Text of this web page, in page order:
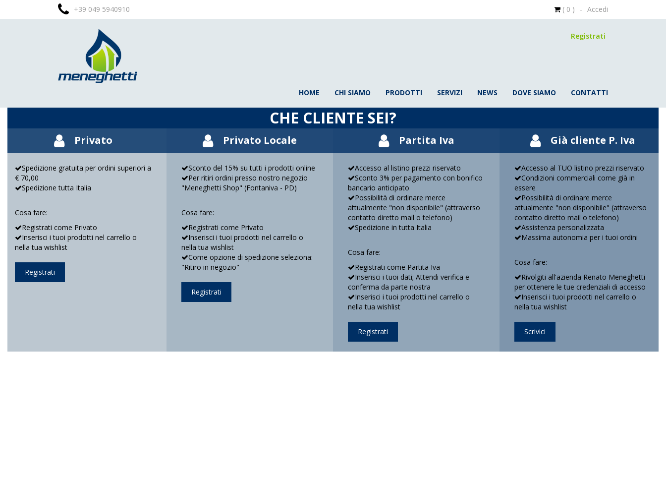
+39 049 5940910 ( 0 ) - Accedi
Registrati
HOME CHI SIAMO PRODOTTI SERVIZI NEWS DOVE SIAMO CONTATTI
CHE CLIENTE SEI?
Privato
Spedizione gratuita per ordini superiori a
€ 70,00
Spedizione tutta Italia
Cosa fare:
Registrati come Privato
Inserisci i tuoi prodotti nel carrello o
nella tua wishlist
Registrati
Privato Locale
Sconto del 15% su tutti i prodotti online
Per ritiri ordini presso nostro negozio
"Meneghetti Shop" (Fontaniva - PD)
Cosa fare:
Registrati come Privato
Inserisci i tuoi prodotti nel carrello o
nella tua wishlist
Come opzione di spedizione seleziona:
"Ritiro in negozio"
Registrati
Partita Iva
Accesso al listino prezzi riservato
Sconto 3% per pagamento con bonifico
bancario anticipato
Possibilità di ordinare merce
attualmente "non disponibile" (attraverso
contatto diretto mail o telefono)
Spedizione in tutta Italia
Cosa fare:
Registrati come Partita Iva
Inserisci i tuoi dati; Attendi verifica e
conferma da parte nostra
Inserisci i tuoi prodotti nel carrello o
nella tua wishlist
Registrati
Già cliente P. Iva
Accesso al TUO listino prezzi riservato
Condizioni commerciali come già in
essere
Possibilità di ordinare merce
attualmente "non disponibile" (attraverso
contatto diretto mail o telefono)
Assistenza personalizzata
Massima autonomia per i tuoi ordini
Cosa fare:
Rivolgiti all'azienda Renato Meneghetti
per ottenere le tue credenziali di accesso
Inserisci i tuoi prodotti nel carrello o
nella tua wishlist
Scrivici